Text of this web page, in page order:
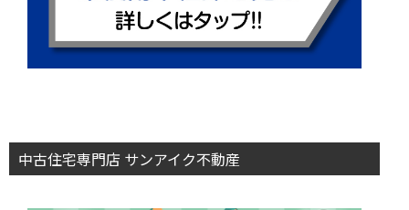
中古住宅専門店 サンアイク不動産